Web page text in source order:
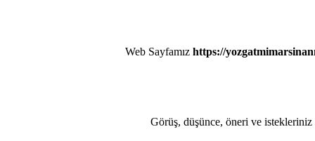
Web Sayfamız https://
Görüş, düşünce, öneri ve